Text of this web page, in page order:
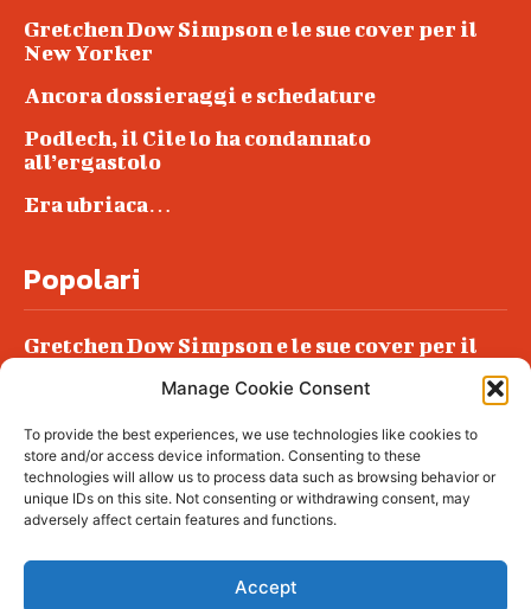
Manage Cookie Consent
To provide the best experiences, we use technologies like cookies to
store and/or access device information. Consenting to these
technologies will allow us to process data such as browsing behavior or
unique IDs on this site. Not consenting or withdrawing consent, may
adversely affect certain features and functions.
Accept
Gretchen Dow Simpson e le sue cover per il
New Yorker
Ancora dossieraggi e schedature
Podlech, il Cile lo ha condannato
all’ergastolo
Era ubriaca…
Popolari
Gretchen Dow Simpson e le sue cover per il
Podlech, il Cile lo ha condannato
all’ergastolo
Era ubriaca…